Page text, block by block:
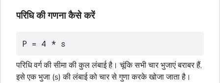
परिधि की गणना कैसे करें
P = 4 * s
परिधि वर्ग की सीमा की कुल लंबाई है। चूंकि सभी चार भुजाएं बराबर हैं,
इसे एक भुजा (s) की लंबाई को चार से गुणा करके खोजा जाता है।